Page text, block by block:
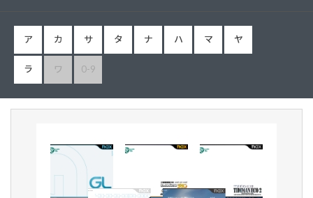
ア カ サ タ ナ ハ マ ヤ
ラ ワ 0-9